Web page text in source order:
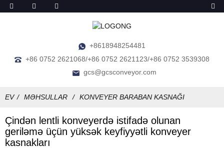
+8618948254481
+86 0752 2621068/+86 0752 2621123/+86 0752 3539308
gcs@gcsconveyor.com
EV MƏHSULLAR KONVEYER BARABAN KASNAĞI
Çindən lentli konveyerdə istifadə olunan
geriləmə üçün yüksək keyfiyyətli konveyer
kasnakları